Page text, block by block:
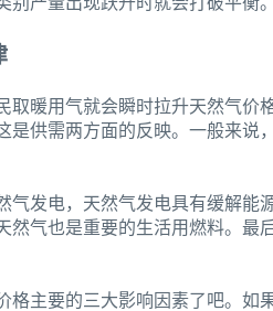
暖用气就会瞬时拉升天然气价
供需两方面的反映。一般来说
发电，天然气发电具有缓解能
气也是重要的生活用燃料。最
主要的三大影响因素了吧。如